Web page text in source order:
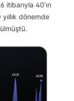
itibarıyla 40’ın
dönemde